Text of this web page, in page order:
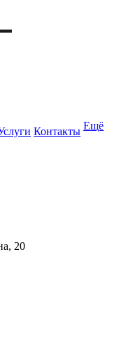
Контакты Ещё
20